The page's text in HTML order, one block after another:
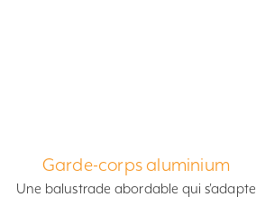
Garde-corps aluminium
Une balustrade abordable qui s'adapte